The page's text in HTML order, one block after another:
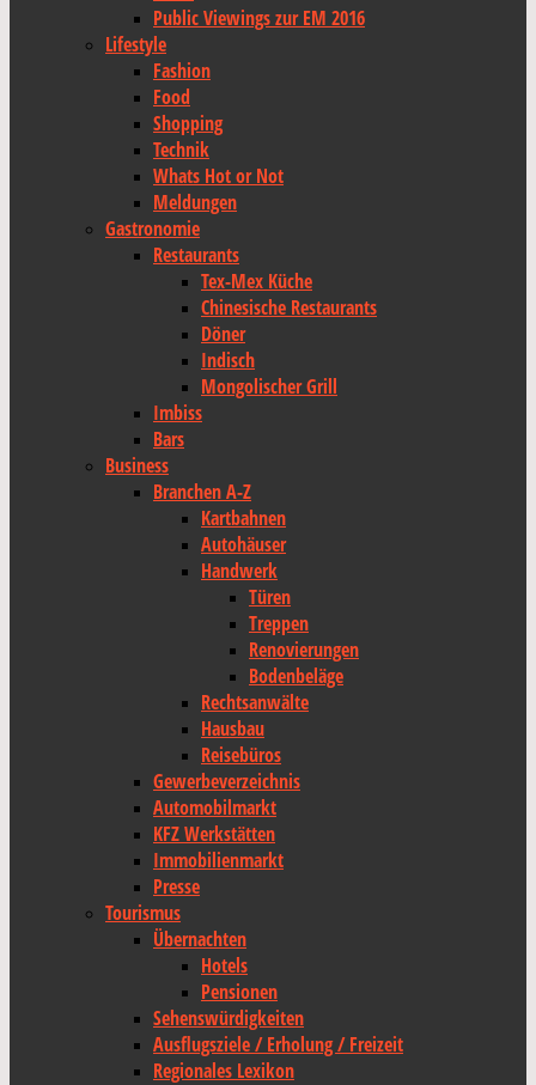
Public Viewings zur EM 2016
Lifestyle
Fashion
Food
Shopping
Technik
Whats Hot or Not
Meldungen
Gastronomie
Restaurants
Tex-Mex Küche
Chinesische Restaurants
Döner
Indisch
Mongolischer Grill
Imbiss
Bars
Business
Branchen A-Z
Kartbahnen
Autohäuser
Handwerk
Türen
Treppen
Renovierungen
Bodenbeläge
Rechtsanwälte
Hausbau
Reisebüros
Gewerbeverzeichnis
Automobilmarkt
KFZ Werkstätten
Immobilienmarkt
Presse
Tourismus
Übernachten
Hotels
Pensionen
Sehenswürdigkeiten
Ausflugsziele / Erholung / Freizeit
Regionales Lexikon